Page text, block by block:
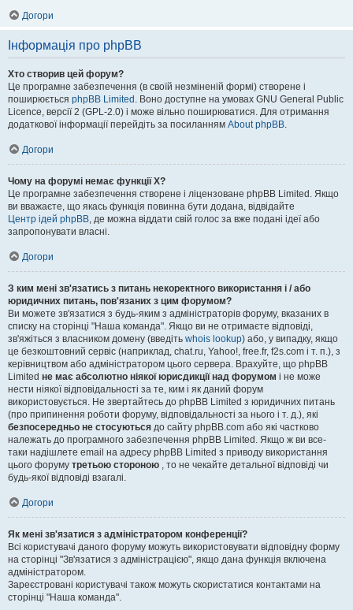
Догори
Інформація про phpBB
Хто створив цей форум?
Це програмне забезпечення (в своїй незміненій формі) створене і
поширюється phpBB Limited . Воно доступне на умовах GNU General Public
Licence, версії 2 (GPL-2.0) і може вільно поширюватися. Для отримання
додаткової інформації перейдіть за посиланням About phpBB.
Догори
Чому на форумі немає функції X?
Це програмне забезпечення створене і ліцензоване phpBB Limited. Якщо
ви вважаєте, що якась функція повинна бути додана, відвідайте
Центр ідей phpBB, де можна віддати свій голос за вже подані ідеї або
запропонувати власні.
Догори
З ким мені зв'язатись з питань некоректного використання і / або
юридичних питань, пов'язаних з цим форумом?
Ви можете зв'язатися з будь-яким з адміністраторів форуму, вказаних в
списку на сторінці "Наша команда". Якщо ви не отримаєте відповіді,
зв'яжіться з власником домену (введіть whois lookup) або, у випадку, якщо
це безкоштовний сервіс (наприклад, chat.ru, Yahoo!, free.fr, f2s.com і т. п.), з
керівництвом або адміністратором цього сервера. Врахуйте, що phpBB
Limited не має абсолютно ніякої юрисдикції над форумом і не може
нести ніякої відповідальності за те, ким і як даний форум
використовується. Не звертайтесь до phpBB Limited з юридичних питань
(про припинення роботи форуму, відповідальності за нього і т. д.), які
безпосередньо не стосуються до сайту phpBB.com або які частково
належать до програмного забезпечення phpBB Limited. Якщо ж ви все-
таки надішлете email на адресу phpBB Limited з приводу використання
цього форуму третьою стороною , то не чекайте детальної відповіді чи
будь-якої відповіді взагалі.
Догори
Як мені зв'язатися з адміністратором конференції?
Всі користувачі даного форуму можуть використовувати відповідну форму
на сторінці "Зв'язатися з адміністрацією", якщо дана функція включена
адміністратором.
Зареєстровані користувачі також можуть скористатися контактами на
сторінці "Наша команда".